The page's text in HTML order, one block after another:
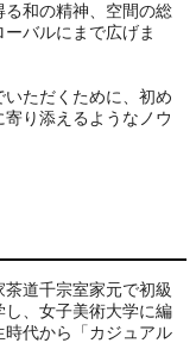
る和の精神、空間の総
バルにまで広げま
ただくために、初め
り添えるようなノウ
道千宗室家元で初級
、女子美術大学に編
時代から「カジュアル